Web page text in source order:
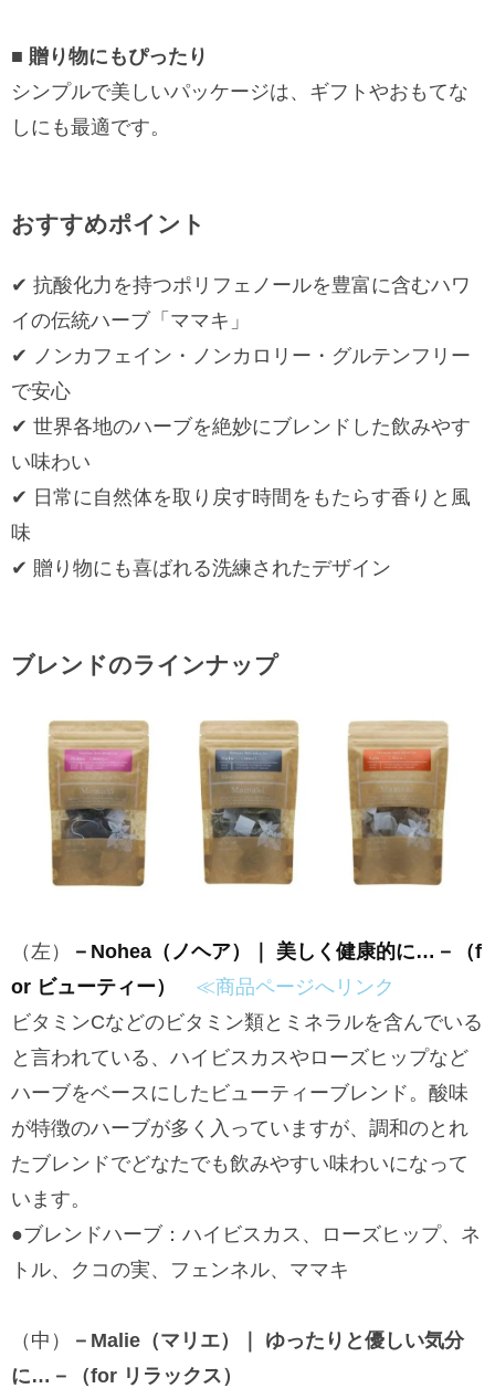
■ 贈り物にもぴったり
シンプルで美しいパッケージは、ギフトやおもてな
しにも最適です。
おすすめポイント
✔︎ 抗酸化力を持つポリフェノールを豊富に含むハワ
イの伝統ハーブ「ママキ」
✔︎ ノンカフェイン・ノンカロリー・グルテンフリー
で安心
✔︎ 世界各地のハーブを絶妙にブレンドした飲みやす
い味わい
✔︎ 日常に自然体を取り戻す時間をもたらす香りと風
味
✔︎ 贈り物にも喜ばれる洗練されたデザイン
ブレンドのラインナップ
（左）
－Nohea（ノヘア）｜ 美しく健康的に…－（f
or ビューティー）
≪商品ページへリンク
ビタミンCなどのビタミン類とミネラルを含んでいる
と言われている、ハイビスカスやローズヒップなど
ハーブをベースにしたビューティーブレンド。酸味
が特徴のハーブが多く入っていますが、調和のとれ
たブレンドでどなたでも飲みやすい味わいになって
います。
●ブレンドハーブ：ハイビスカス、ローズヒップ、ネ
トル、クコの実、フェンネル、ママキ
（中）
－Malie（マリエ）｜ ゆったりと優しい気分
に…－（for リラックス）